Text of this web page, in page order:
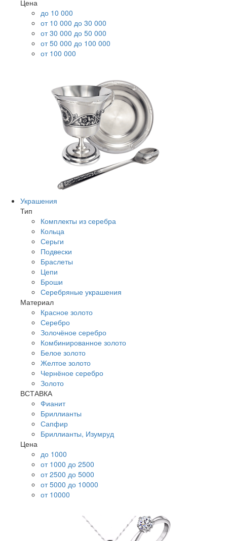
Цена
до 10 000
от 10 000 до 30 000
от 30 000 до 50 000
от 50 000 до 100 000
от 100 000
Украшения
Тип
Комплекты из серебра
Кольца
Серьги
Подвески
Браслеты
Цепи
Броши
Серебряные украшения
Материал
Красное золото
Серебро
Золочёное серебро
Комбинированное золото
Белое золото
Желтое золото
Чернёное серебро
Золото
ВСТАВКА
Фианит
Бриллианты
Сапфир
Бриллианты, Изумруд
Цена
до 1000
от 1000 до 2500
от 2500 до 5000
от 5000 до 10000
от 10000